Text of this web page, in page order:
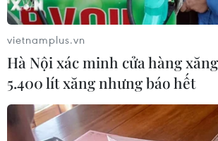
TIN LIÊN QUAN
vietnamplus.vn
Hà Nội xác minh cửa hàng
5.400 lít xăng nhưng báo hết